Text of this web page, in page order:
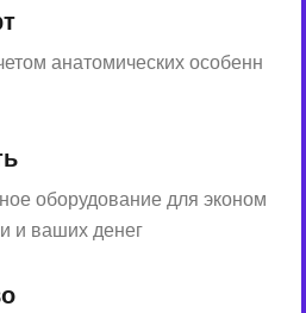
анатомических особенн
оборудование для эконом
и ваших денег